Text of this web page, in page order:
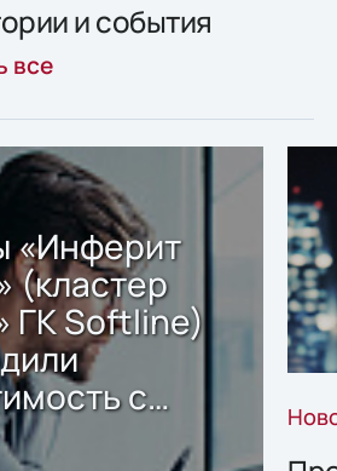
и события
все
«Инферит
(кластер
ГК Softline)
с
Sharx